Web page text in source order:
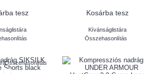
tesz Kosárba tesz
Kívánságlistára
Összehasonlítás
Összehasonlítás